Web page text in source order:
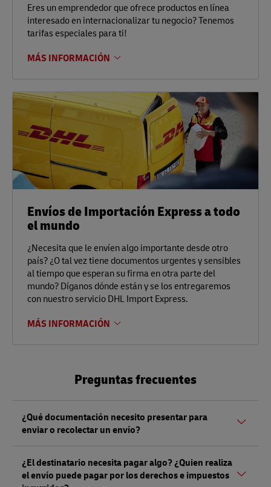
Eres un emprendedor que ofrece productos en línea
interesado en internacionalizar tu negocio? Tenemos
tarifas especiales para ti!
MÁS INFORMACIÓN
Envíos de Importación Express a todo
el mundo
¿Necesita que le envíen algo importante desde otro
país? ¿O tal vez tiene documentos urgentes y sensibles
al tiempo que esperan su firma en otra parte del
mundo? Díganos dónde están y se los entregaremos
con nuestro servicio DHL Import Express.
MÁS INFORMACIÓN
Preguntas frecuentes
¿Qué documentación necesito presentar para
enviar o recolectar un envío?
documento de identidad válido (con fotografía) emitido
por el gobierno. Además, si realiza un envío de valor (no
¿El destinatario necesita pagar algo? ¿Quien realiza
el envío puede pagar por los derechos e impuestos